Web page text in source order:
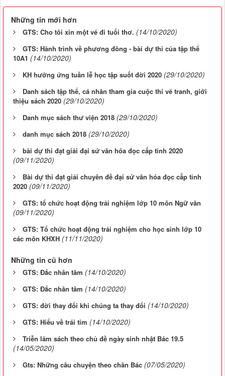
Những tin mới hơn
GTS: Cho tôi xin một vé đi tuổi thơ. (14/10/2020)
GTS: Hành trình về phương đông - bài dự thi của tập thể
10A1 (14/10/2020)
KH hưởng ứng tuần lễ học tập suốt đời 2020 (29/10/2020)
Danh sách tập thể, cá nhân tham gia cuộc thi vẽ tranh, giới
thiệu sách 2020 (29/10/2020)
Danh mục sách thư viện 2018 (29/10/2020)
danh mục sách 2018 (29/10/2020)
bài dự thi đạt giải đại sứ văn hóa đọc cấp tỉnh 2020
(09/11/2020)
Bài dự thi đạt giải chuyên đề đại sứ văn hóa đọc cấp tỉnh
2020 (09/11/2020)
GTS: tổ chức hoạt động trải nghiệm lớp 10 môn Ngữ văn
(09/11/2020)
GTS: Tổ chức hoạt động trải nghiệm cho học sinh lớp 10
các môn KHXH (11/11/2020)
Những tin cũ hơn
GTS: Đắc nhân tâm (14/10/2020)
GTS: Đắc nhân tâm (14/10/2020)
GTS: đời thay đổi khi chúng ta thay đổi (14/10/2020)
GTS: Hiểu về trái tim (14/10/2020)
Triễn lãm sách theo chủ đề ngày sinh nhật Bác 19.5
(14/05/2020)
Gts: Những câu chuyện theo chân Bác (07/05/2020)